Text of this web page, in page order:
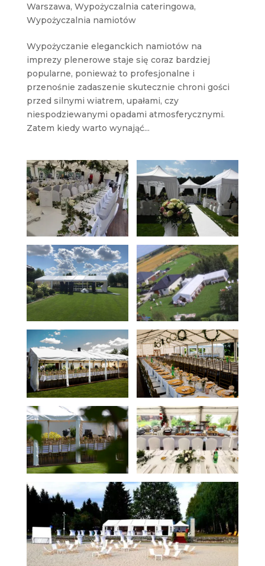
Warszawa, Wypożyczalnia cateringowa,
Wypożyczalnia namiotów
Wypożyczanie eleganckich namiotów na
imprezy plenerowe staje się coraz bardziej
popularne, ponieważ to profesjonalne i
przenośnie zadaszenie skutecznie chroni gości
przed silnymi wiatrem, upałami, czy
niespodziewanymi opadami atmosferycznymi.
Zatem kiedy warto wynająć...